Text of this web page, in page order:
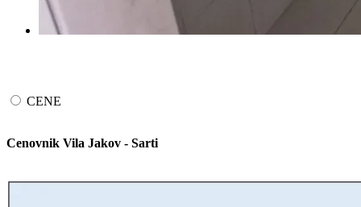
CENE
Cenovnik Vila Jakov - Sarti